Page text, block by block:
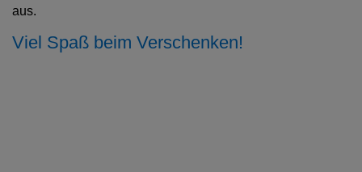
aus.
Viel Spaß beim Verschenken!